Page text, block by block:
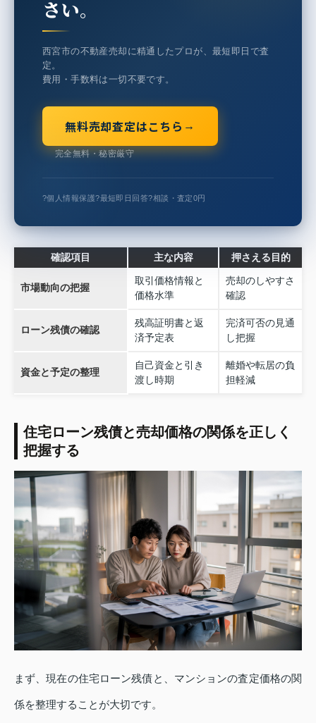
さい。
西宮市の不動産売却に精通したプロが、最短即日で査
定。
費用・手数料は一切不要です。
無料売却査定はこちら →
完全無料・秘密厳守
?個人情報保護?最短即日回答?相談・査定0円
確認項目 主な内容 押さえる目的
市場動向の把握
取引価格情報と
価格水準
売却のしやすさ
確認
ローン残債の確認
残高証明書と返
済予定表
完済可否の見通
し把握
資金と予定の整理
自己資金と引き
渡し時期
離婚や転居の負
担軽減
住宅ローン残債と売却価格の関係を正しく
把握する
まず、現在の住宅ローン残債と、マンションの査定価格の関
係を整理することが大切です。